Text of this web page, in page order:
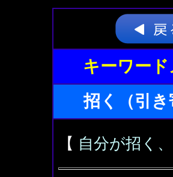
キーワー
招く（引き
【 自分が招く